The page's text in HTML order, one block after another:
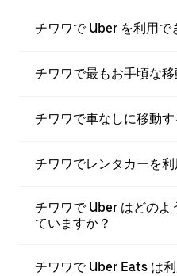
チワワで Uber を利用で
チワワで最もお手頃な
チワワで車なしに移動
チワワでレンタカーを
チワワで Uber はどのよ
ていますか？
チワワで Uber Eats は